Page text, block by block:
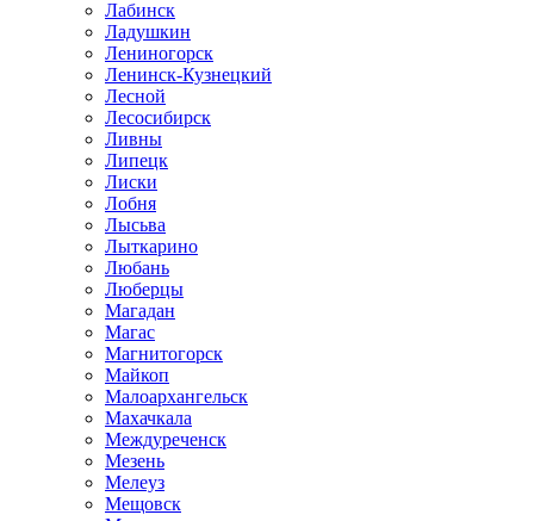
Лабинск
Ладушкин
Лениногорск
Ленинск-Кузнецкий
Лесной
Лесосибирск
Ливны
Липецк
Лиски
Лобня
Лысьва
Лыткарино
Любань
Люберцы
Магадан
Магас
Магнитогорск
Майкоп
Малоархангельск
Махачкала
Междуреченск
Мезень
Мелеуз
Мещовск